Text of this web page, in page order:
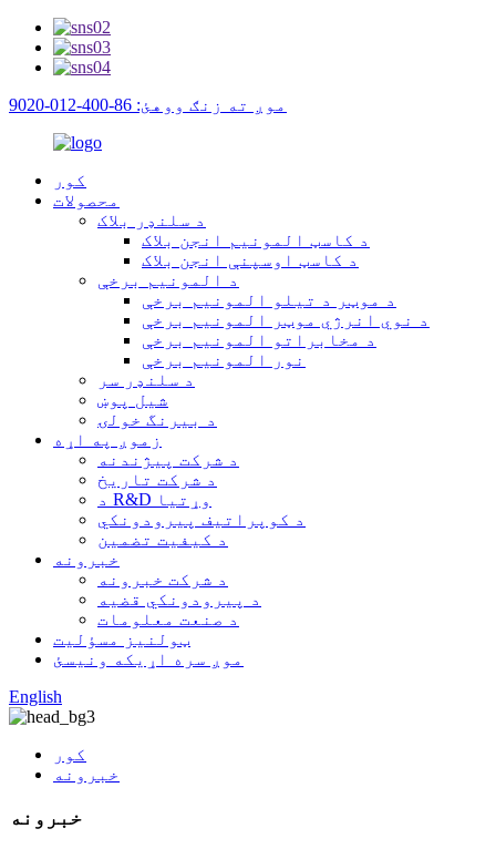
موږ ته زنګ ووهئ: 86-400-012-9020
کور
محصولات
د سلنډر بلاک
د کاسټ المونیم انجن بلاک
د کاسټ اوسپنې انجن بلاک
د المونیم برخې
د موټر د تیلو المونیم برخې
د نوي انرژي موټر المونیم برخې
د مخابراتو المونیم برخې
نور المونیم برخې
د سلنډر سر
شیل پوښ
د بیرنگ خولۍ
زموږ په اړه
د شرکت پیژندنه
د شرکت تاریخ
د R&D وړتیا
د کوپراتیف پیرودونکي
د کیفیت تضمین
خبرونه
د شرکت خبرونه
د پیرودونکي قضیه
د صنعت معلومات
ټولنیز مسؤلیت
موږ سره اړیکه ونیسئ
English
کور
خبرونه
خبرونه